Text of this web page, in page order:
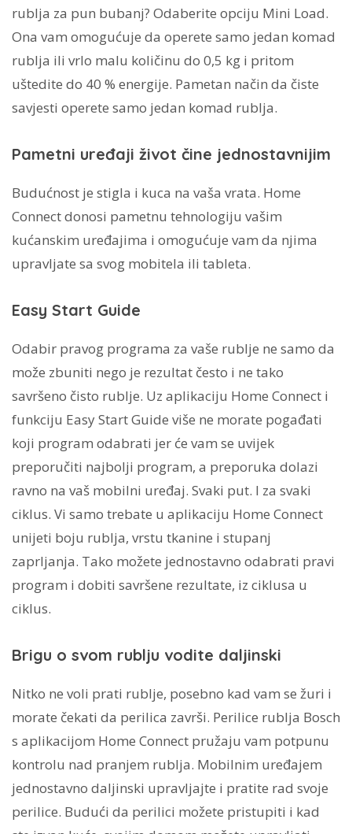
rublja za pun bubanj? Odaberite opciju Mini Load.
Ona vam omogućuje da operete samo jedan komad
rublja ili vrlo malu količinu do 0,5 kg i pritom
uštedite do 40 % energije. Pametan način da čiste
savjesti operete samo jedan komad rublja.
Pametni uređaji život čine jednostavnijim
Budućnost je stigla i kuca na vaša vrata. Home
Connect donosi pametnu tehnologiju vašim
kućanskim uređajima i omogućuje vam da njima
upravljate sa svog mobitela ili tableta.
Easy Start Guide
Odabir pravog programa za vaše rublje ne samo da
može zbuniti nego je rezultat često i ne tako
savršeno čisto rublje. Uz aplikaciju Home Connect i
funkciju Easy Start Guide više ne morate pogađati
koji program odabrati jer će vam se uvijek
preporučiti najbolji program, a preporuka dolazi
ravno na vaš mobilni uređaj. Svaki put. I za svaki
ciklus. Vi samo trebate u aplikaciju Home Connect
unijeti boju rublja, vrstu tkanine i stupanj
zaprljanja. Tako možete jednostavno odabrati pravi
program i dobiti savršene rezultate, iz ciklusa u
ciklus.
Brigu o svom rublju vodite daljinski
Nitko ne voli prati rublje, posebno kad vam se žuri i
morate čekati da perilica završi. Perilice rublja Bosch
s aplikacijom Home Connect pružaju vam potpunu
kontrolu nad pranjem rublja. Mobilnim uređajem
jednostavno daljinski upravljajte i pratite rad svoje
perilice. Budući da perilici možete pristupiti i kad